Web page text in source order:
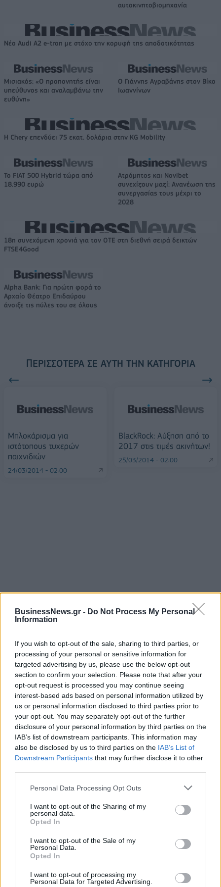
BusinessNews.gr - Do Not Process My Personal
Information
If you wish to opt-out of the sale, sharing to third parties, or
processing of your personal or sensitive information for
targeted advertising by us, please use the below opt-out
section to confirm your selection. Please note that after your
opt-out request is processed you may continue seeing
interest-based ads based on personal information utilized by
us or personal information disclosed to third parties prior to
your opt-out. You may separately opt-out of the further
disclosure of your personal information by third parties on the
IAB’s list of downstream participants. This information may
also be disclosed by us to third parties on the IAB’s List of
Downstream Participants that may further disclose it to other
Personal Data Processing Opt Outs
I want to opt-out of the Sharing of my
personal data.
Opted In
I want to opt-out of the Sale of my
Personal Data.
Opted In
I want to opt-out of processing my
Personal Data for Targeted Advertising.
αυτοκινητοβιομηχανία
Νέο Audi A2 e-tron με στόχο την κορυφή της αποδοτικότητας
Μισιακός: «Ο προπονητής είναι
υπεύθυνος και αναλαμβάνω την
ευθύνη»
Ο Γιάννης Αγραβάνης στον Βίκο
Ιωαννίνων
Η Chery επενδύει 75 εκατ. δολάρια στην KG Mobility
Το FIAT 500 Hybrid τώρα από
18.990 ευρώ
Ατρόμητος και Novibet
συνεχίζουν μαζί: Ανανέωση της
συνεργασίας τους μέχρι το
2028
18η συνεχόμενη χρονιά για τον ΟΤΕ στη διεθνή σειρά δεικτών
FTSE4Good
Alpha Bank: Για πρώτη φορά το
Αρχαίο Θέατρο Επιδαύρου
άνοιξε τις πύλες του σε όλους
ΠΕΡΙΣΣΌΤΕΡΑ ΣΕ ΑΥΤΉ ΤΗΝ ΚΑΤΗΓΟΡΊΑ
Μπλοκάρισμα για
ιστότοπους τυχερών
παιχνιδιών
24/03/2014 - 02:00
BlackRock: Αύξηση από το
2017 στις τιμές ακινήτων!
25/03/2014 - 02:00
ΡΟΗ ΕΙΔΗΣΕΩΝ
Κορυφώνεται η έξοδος του Αυγούστου – Πάνω από
56.000 επιβάτες αναχωρούν σήμερα από τα
λιμάνια της Αττικής
08/08/2026 - 14:30 ΕΛΛΑΔΑ
Δυτική Αττική: Η επόμενη ημέρα μετά τις πυρκαγιές
– Τα έργα Antinero και η «μάχη» πριν από τις
βροχές
08/08/2026 - 14:08 ΕΛΛΑΔΑ
Ειδικό Χωροταξικό για τον Τουρισμό: Οι νέοι
08/08/2026 - 13:21 ΤΟΥΡΙΣΜΟΣ
Υπουργείο Εργασίας: Ο “χάρτης” των πληρωμών
από τον e-ΕΦΚΑ και τη ΔΥΠΑ έως τις 14 Αυγούστου
Οι Hamilton Reserve Bank και SEE Capital
Hamilton Ltd. συνάπτουν συμφωνία υπηρεσιών
μάρκετινγκ